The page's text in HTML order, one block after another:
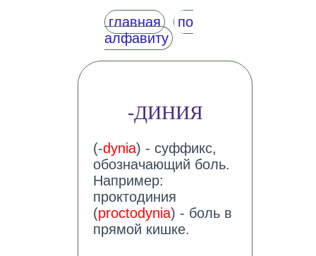
главная
по
алфавиту
-ДИНИЯ
(-dynia) - суффикс,
обозначающий боль.
Например:
проктодиния
(proctodynia) - боль в
прямой кишке.